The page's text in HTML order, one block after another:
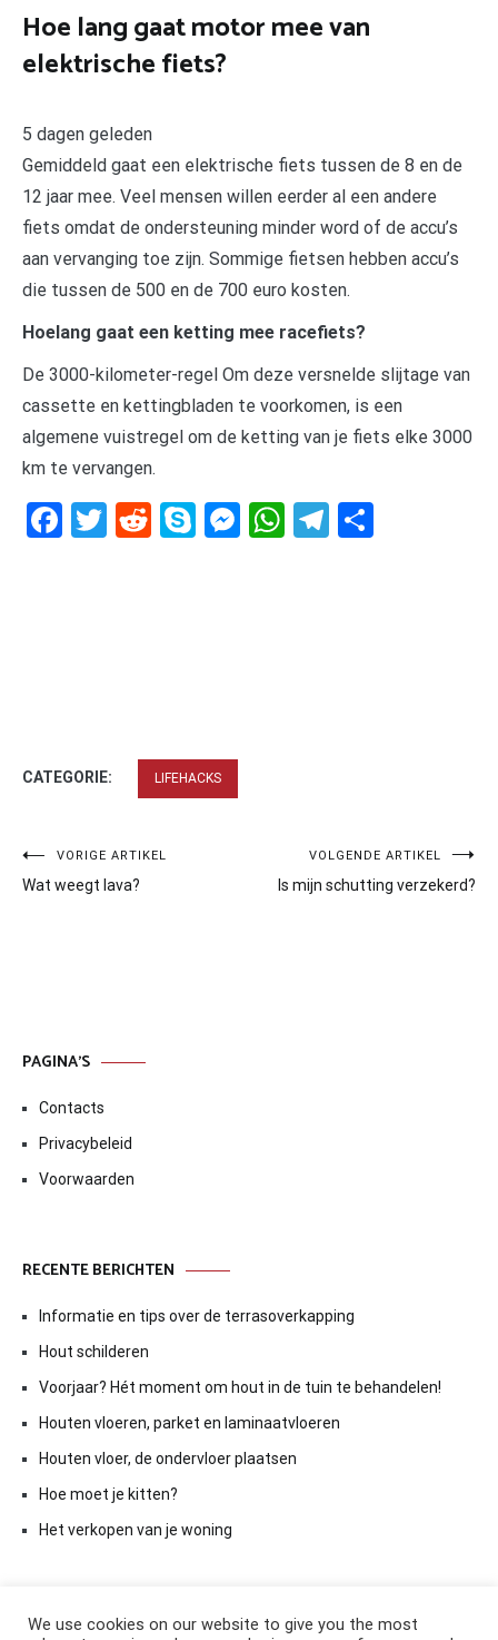
Hoe lang gaat motor mee van
elektrische fiets?
5 dagen geleden
Gemiddeld gaat een elektrische fiets tussen de 8 en de
12 jaar mee. Veel mensen willen eerder al een andere
fiets omdat de ondersteuning minder word of de accu’s
aan vervanging toe zijn. Sommige fietsen hebben accu’s
die tussen de 500 en de 700 euro kosten.
Hoelang gaat een ketting mee racefiets?
De 3000-kilometer-regel Om deze versnelde slijtage van
cassette en kettingbladen te voorkomen, is een
algemene vuistregel om de ketting van je fiets elke 3000
km te vervangen.
Facebook
Twitter
RedditSkypeMessenger
WhatsApp
Telegram
CATEGORIE: LIFEHACKS
Bericht
navigatie
VORIGE ARTIKEL
Wat weegt lava?
VOLGENDE ARTIKEL
Is mijn schutting verzekerd?
PAGINA’S
Contacts
Privacybeleid
Voorwaarden
RECENTE BERICHTEN
Informatie en tips over de terrasoverkapping
Hout schilderen
Voorjaar? Hét moment om hout in de tuin te behandelen!
Houten vloeren, parket en laminaatvloeren
Houten vloer, de ondervloer plaatsen
Hoe moet je kitten?
Het verkopen van je woning
We use cookies on our website to give you the most